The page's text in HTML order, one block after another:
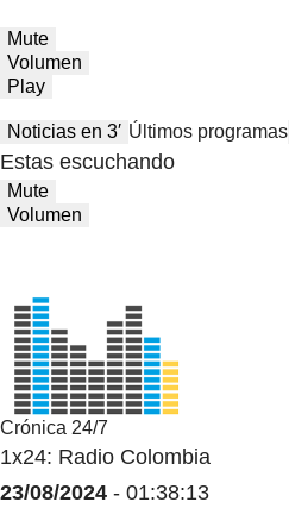
Mute
Volumen
Play
Noticias en 3′ Últimos programas
Estas escuchando
Mute
Volumen
Crónica 24/7
1x24: Radio Colombia
23/08/2024 - 01:38:13